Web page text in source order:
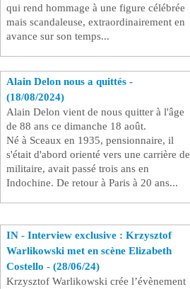
qui rend hommage à une figure célébrée
mais scandaleuse, extraordinairement en
avance sur son temps...
Alain Delon nous a quittés -
(18/08/2024)
Alain Delon vient de nous quitter à l'âge
de 88 ans ce dimanche 18 août.
Né à Sceaux en 1935, pensionnaire, il
s'était d'abord orienté vers une carrière de
militaire, avait passé trois ans en
Indochine. De retour à Paris à 20 ans...
IN - Interview exclusive : Krzysztof
Warlikowski met en scène Elizabeth
Costello - (28/06/24)
Krzysztof Warlikowski crée l’évènement